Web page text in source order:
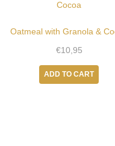
Oatmeal with Granola &
€10,95
ADD TO CART